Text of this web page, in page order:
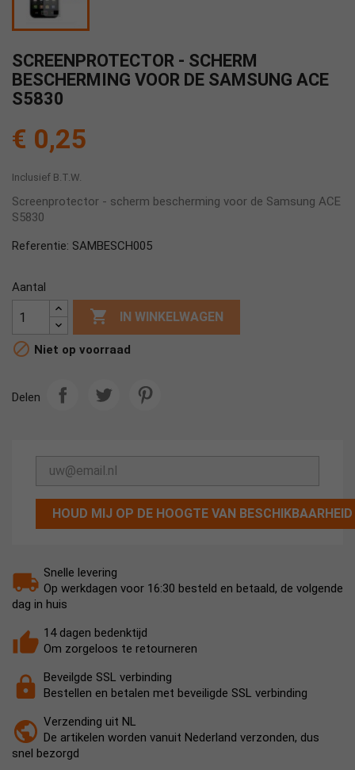
SCREENPROTECTOR - SCHERM
BESCHERMING VOOR DE SAMSUNG ACE
S5830
€ 0,25
Inclusief B.T.W.
Screenprotector - scherm bescherming voor de Samsung ACE
S5830
Referentie: SAMBESCH005
Aantal
 IN WINKELWAGEN
 Niet op voorraad
Delen
HOUD MIJ OP DE HOOGTE VAN BESCHIKBAARHEID
Snelle levering
Op werkdagen voor 16:30 besteld en betaald, de volgende
dag in huis
14 dagen bedenktijd
Om zorgeloos te retourneren
Beveilgde SSL verbinding
Bestellen en betalen met beveiligde SSL verbinding
Verzending uit NL
De artikelen worden vanuit Nederland verzonden, dus
snel bezorgd